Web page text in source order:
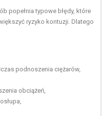
popełnia typowe błędy, które
ryzyko kontuzji. Dlatego
podnoszenia ciężarów,
obciążeń,